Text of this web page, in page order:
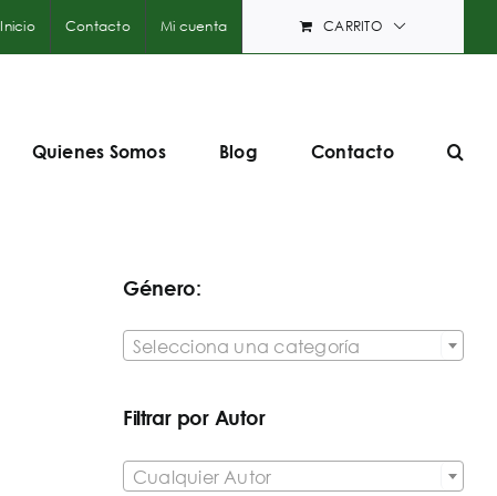
Inicio Contacto Mi cuenta CARRITO
Quienes Somos Blog Contacto
Género:
Selecciona una categoría
Filtrar por Autor
Cualquier Autor